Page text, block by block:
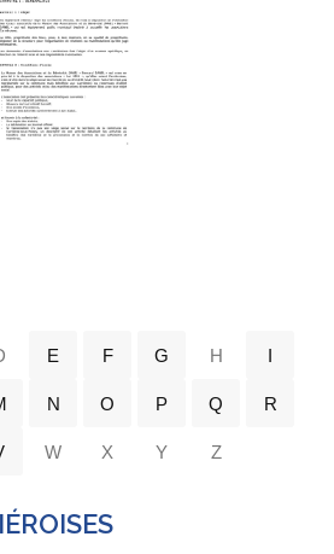
E F G H I
N O P Q R
W X Y Z